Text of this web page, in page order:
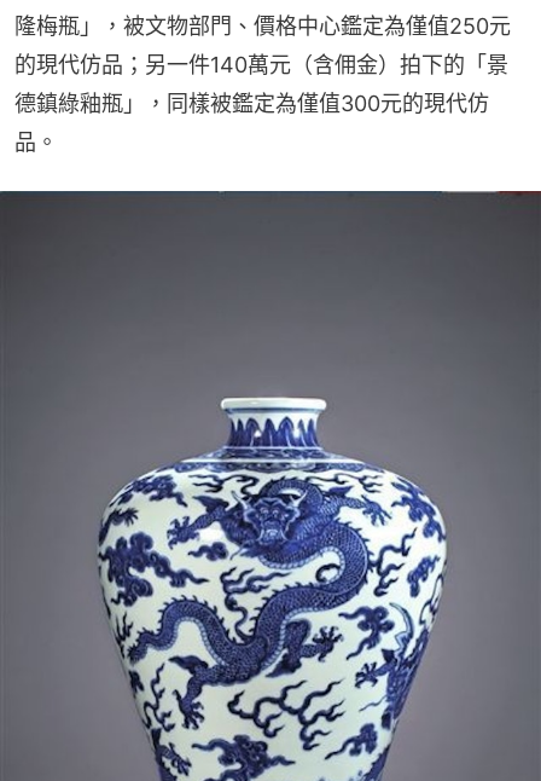
隆梅瓶」，被文物部門、價格中心鑑定為僅值250元
的現代仿品；另一件140萬元（含佣金）拍下的「景
德鎮綠釉瓶」，同樣被鑑定為僅值300元的現代仿
品。